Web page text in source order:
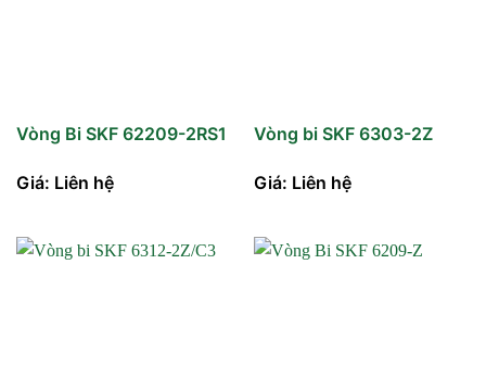
Vòng Bi SKF 62209-2RS1
Giá: Liên hệ
Vòng bi SKF 6303-2Z
Giá: Liên hệ